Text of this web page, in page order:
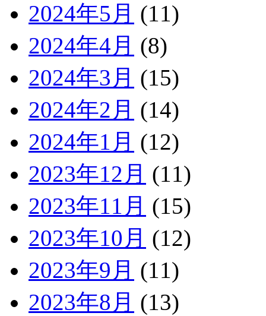
2024年5月 (11)
2024年4月 (8)
2024年3月 (15)
2024年2月 (14)
2024年1月 (12)
2023年12月 (11)
2023年11月 (15)
2023年10月 (12)
2023年9月 (11)
2023年8月 (13)